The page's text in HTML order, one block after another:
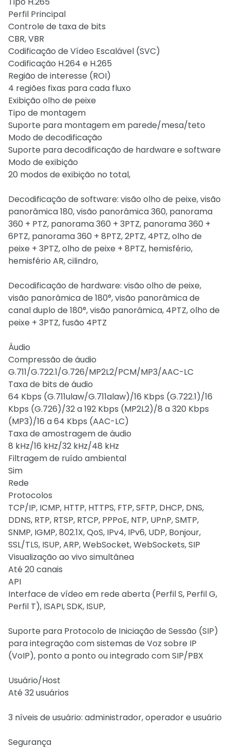
Perfil Principal
Controle de taxa de bits
CBR, VBR
Codificação de Vídeo Escalável (SVC)
Codificação H.264 e H.265
Região de interesse (ROI)
4 regiões fixas para cada fluxo
Exibição olho de peixe
Tipo de montagem
Suporte para montagem em parede/mesa/teto
Modo de decodificação
Suporte para decodificação de hardware e software
Modo de exibição
20 modos de exibição no total,
Decodificação de software: visão olho de peixe, visão
panorâmica 180, visão panorâmica 360, panorama
360 + PTZ, panorama 360 + 3PTZ, panorama 360 +
6PTZ, panorama 360 + 8PTZ, 2PTZ, 4PTZ, olho de
peixe + 3PTZ, olho de peixe + 8PTZ, hemisfério,
hemisfério AR, cilindro,
Decodificação de hardware: visão olho de peixe,
visão panorâmica de 180°, visão panorâmica de
canal duplo de 180°, visão panorâmica, 4PTZ, olho de
peixe + 3PTZ, fusão 4PTZ
Áudio
Compressão de áudio
G.711/G.722.1/G.726/MP2L2/PCM/MP3/AAC-LC
Taxa de bits de áudio
64 Kbps (G.711ulaw/G.711alaw)/16 Kbps (G.722.1)/16
Kbps (G.726)/32 a 192 Kbps (MP2L2)/8 a 320 Kbps
(MP3)/16 a 64 Kbps (AAC-LC)
Taxa de amostragem de áudio
8 kHz/16 kHz/32 kHz/48 kHz
Filtragem de ruído ambiental
Sim
Rede
Protocolos
TCP/IP, ICMP, HTTP, HTTPS, FTP, SFTP, DHCP, DNS,
DDNS, RTP, RTSP, RTCP, PPPoE, NTP, UPnP, SMTP,
SNMP, IGMP, 802.1X, QoS, IPv4, IPv6, UDP, Bonjour,
SSL/TLS, ISUP, ARP, WebSocket, WebSockets, SIP
Visualização ao vivo simultânea
Até 20 canais
API
Interface de vídeo em rede aberta (Perfil S, Perfil G,
Perfil T), ISAPI, SDK, ISUP,
Suporte para Protocolo de Iniciação de Sessão (SIP)
para integração com sistemas de Voz sobre IP
(VoIP), ponto a ponto ou integrado com SIP/PBX
Usuário/Host
Até 32 usuários
3 níveis de usuário: administrador, operador e usuário
Segurança